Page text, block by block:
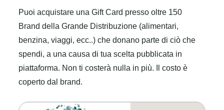
Puoi acquistare una Gift Card presso oltre 150
Brand della Grande Distribuzione (alimentari,
benzina, viaggi, ecc..) che donano parte di ciò che
spendi, a una causa di tua scelta pubblicata in
piattaforma. Non ti costerà nulla in più. Il costo è
coperto dal brand.